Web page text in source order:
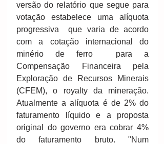
versão do relatório que segue para
votação estabelece uma alíquota
progressiva ­ que varia de acordo
com a cotação internacional do
minério de ferro ­ para a
Compensação Financeira pela
Exploração de Recursos Minerais
(CFEM), o royalty da mineração.
Atualmente a alíquota é de 2% do
faturamento líquido e a proposta
original do governo era cobrar 4%
do faturamento bruto. "Num